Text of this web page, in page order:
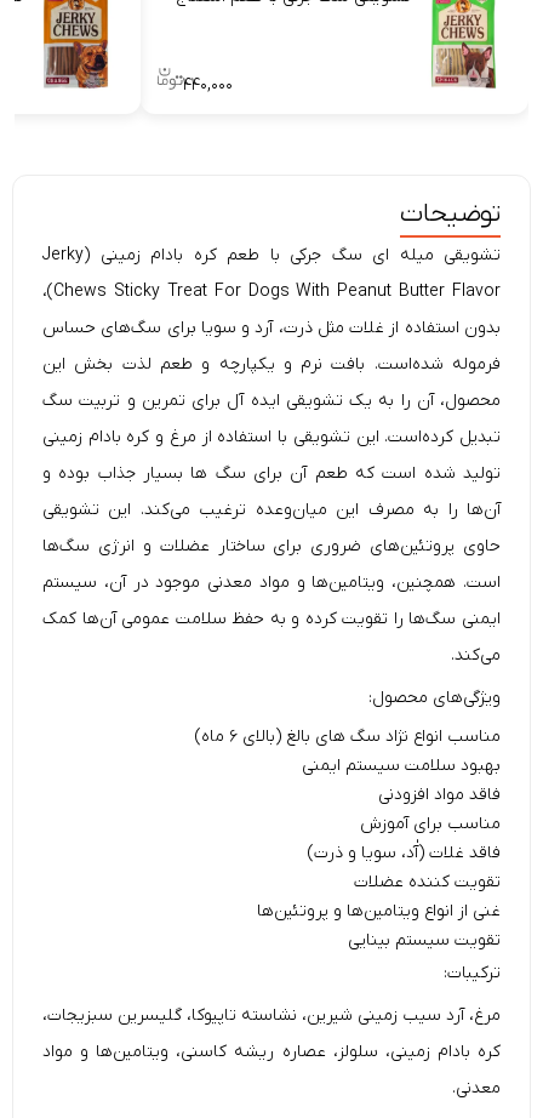
۴۴۰,۰۰۰
توضیحات
تشویقی میله ای سگ جرکی با طعم کره بادام زمینی (Jerky
ChewsSticky Treat For Dogs With Peanut Butter Flavor)،
بدون استفاده از غلات مثل ذرت، آرد و سویا برای سگ‌های حساس
فرموله شده‌است. بافت نرم و یکپارچه و طعم لذت بخش این
محصول، آن را به یک تشویقی ایده آل برای تمرین و تربیت سگ
تبدیل کرده‌است. این تشویقی با استفاده از مرغ و کره بادام زمینی
تولید شده است که طعم آن برای سگ ها بسیار جذاب بوده و
آن‌ها را به مصرف این میان‌وعده ترغیب می‌کند. این تشویقی
حاوی پروتئین‌های ضروری برای ساختار عضلات و انرژی سگ‌ها
است. همچنین، ویتامین‌ها و مواد معدنی موجود در آن، سیستم
ایمنی سگ‌ها را تقویت کرده و به حفظ سلامت عمومی آن‌ها کمک
می‌کند.
ویژگی‌های محصول:
مناسب انواع نژاد سگ های بالغ (بالای ۶ ماه)
بهبود سلامت سیستم ایمنی
فاقد مواد افزودنی
مناسب برای آموزش
فاقد غلات (آٰد، سویا و ذرت)
تقویت کننده عضلات
غنی از انواع ویتامین‌ها و پروتئین‌ها
تقویت سیستم بینایی
ترکیبات:
مرغ، آرد سیب زمینی شیرین، نشاسته تاپیوکا، گلیسرین سبزیجات،
کره بادام زمینی، سلولز، عصاره ریشه کاسنی، ویتامین‌ها و مواد
معدنی.